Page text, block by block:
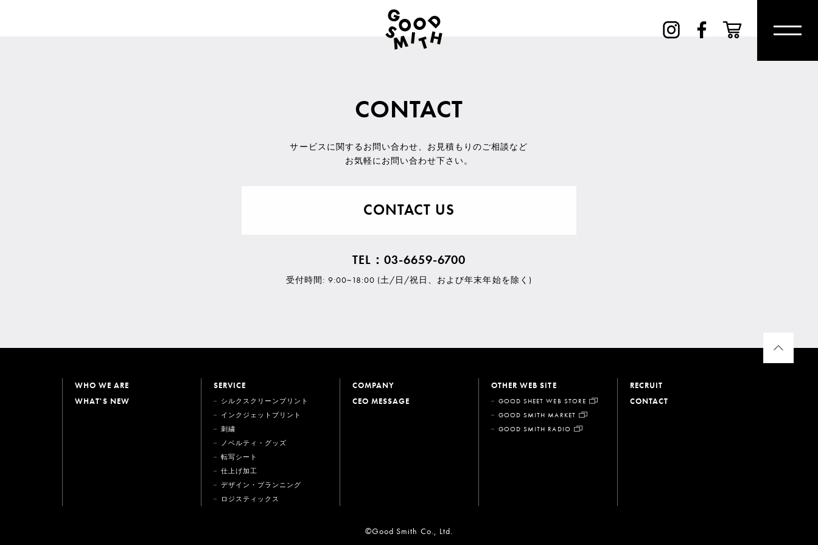
CONTACT
サービスに関するお問い合わせ、 お見積もりのご相談など
お気軽にお問い合わせ下さい。
CONTACT US
TEL：03-6659-6700
受付時間: 9:00~18:00 (土/日/祝日、および年末年始を除く)
WHO WE ARE
WHAT'S NEW
SERVICE
シルクスクリーンプリント
インクジェットプリント
刺繍
ノベルティ・グッズ
転写シート
仕上げ加工
デザイン・プランニング
ロジスティックス
COMPANY
CEO MESSAGE
OTHER WEB SITE
GOOD SHEET WEB STORE
GOOD SMITH MARKET
GOOD SMITH RADIO
RECRUIT
CONTACT
©Good Smith Co., Ltd.